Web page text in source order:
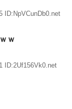
ID:NpVCunDb0.net
ｗ
ID:2Uf156Vk0.net